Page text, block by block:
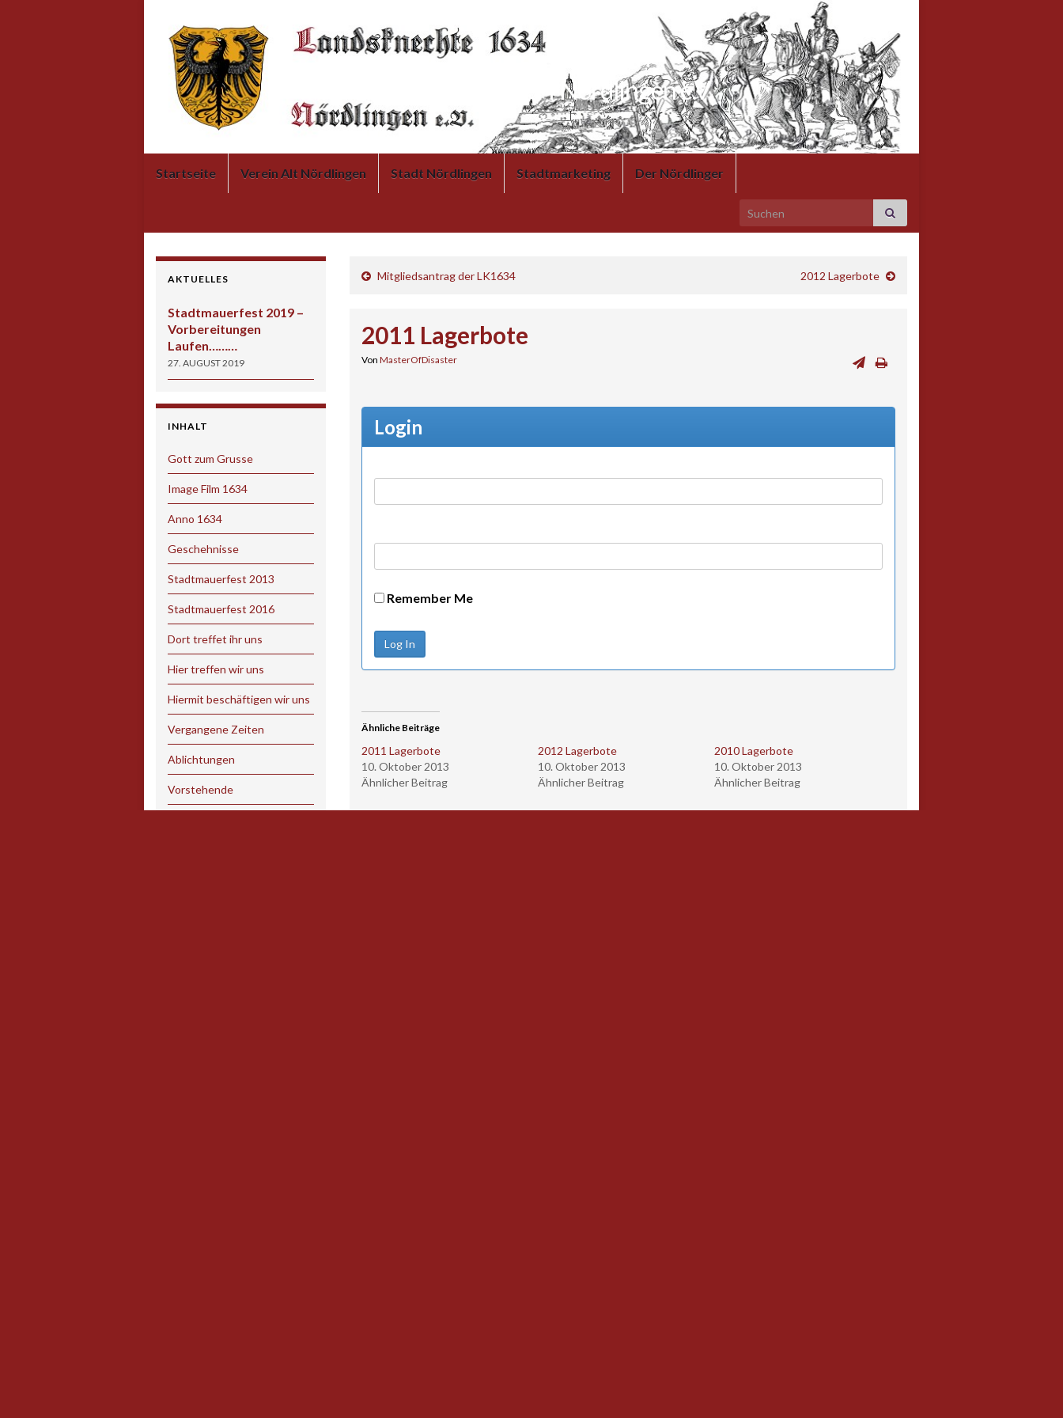
Landsknechte 1634 Nördlingen e.V.
Startseite Verein Alt Nördlingen Stadt Nördlingen Stadtmarketing Der Nördlinger
Search for:
Mitgliedsantrag der LK1634 2012 Lagerbote
2011 Lagerbote
Von MasterOfDisaster
Login
Remember Me
Ähnliche Beiträge
2011 Lagerbote
10. Oktober 2013
Ähnlicher Beitrag
2012 Lagerbote
10. Oktober 2013
Ähnlicher Beitrag
2010 Lagerbote
10. Oktober 2013
Ähnlicher Beitrag
AKTUELLES
Stadtmauerfest 2019 –
Vorbereitungen
Laufen………
27. AUGUST 2019
INHALT
Gott zum Grusse
Image Film 1634
Anno 1634
Geschehnisse
Stadtmauerfest 2013
Stadtmauerfest 2016
Dort treffet ihr uns
Hier treffen wir uns
Hiermit beschäftigen wir uns
Vergangene Zeiten
Ablichtungen
Vorstehende